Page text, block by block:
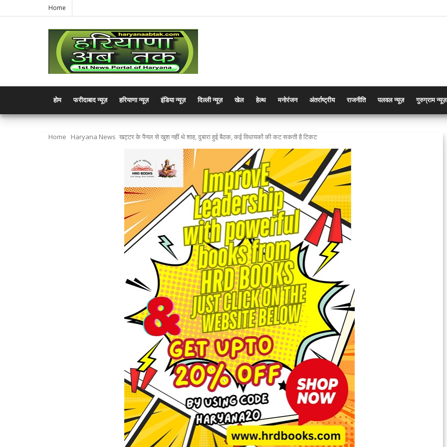
Home
होम फरीदाबाद न्यूज़ हरियाणा न्यूज़ इंडिया न्यूज़ दिल्ली न्यूज़ खेल हेल्थ मनोरंजन अंतर्राष्ट्रीय राजनीति पलवल न्यूज़ गुरुग्राम न्यूज़
Home Haryana News खट्टर के पैनल से खुश नहीं थे शाह, दुबारा हुई बैठक, कई विधायकों की कट सकती है टिकट